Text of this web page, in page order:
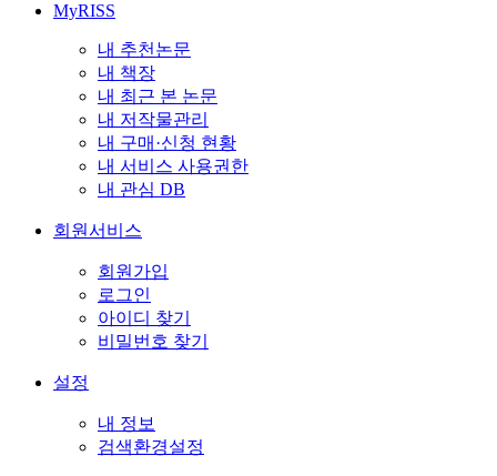
MyRISS
내 추천논문
내 책장
내 최근 본 논문
내 저작물관리
내 구매·신청 현황
내 서비스 사용권한
내 관심 DB
회원서비스
회원가입
로그인
아이디 찾기
비밀번호 찾기
설정
내 정보
검색환경설정